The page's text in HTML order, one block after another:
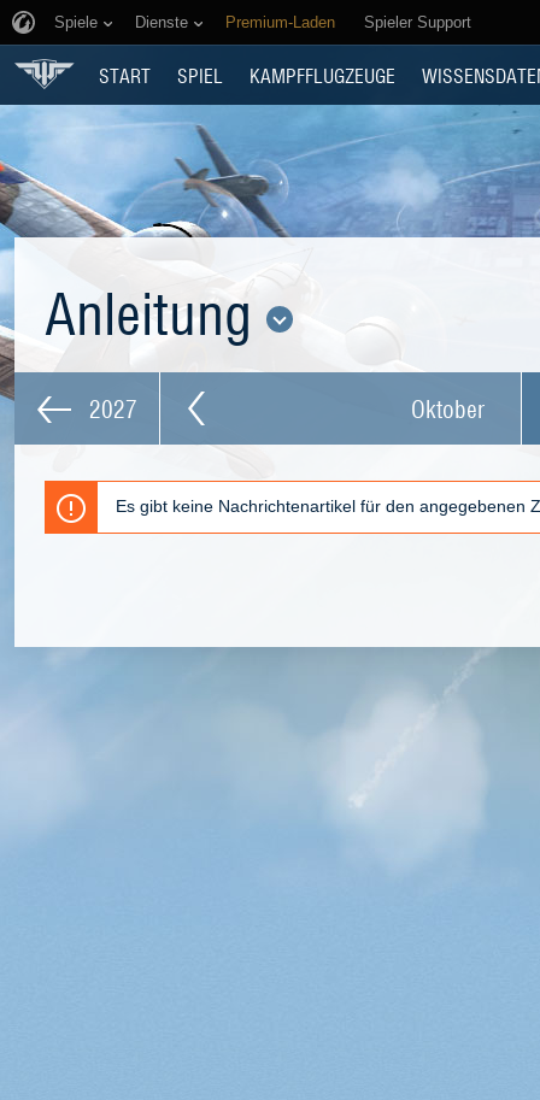
Spiele Dienste Premium-Laden Spieler Support
START SPIEL KAMPFFLUGZEUGE
Anleitung
2027 Oktober
Es gibt keine Nachrichtenartikel für den angegebenen